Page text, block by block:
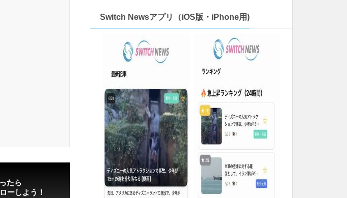
たら
ーしよう！
Switch Newsアプリ（iOS版・iPhone用)